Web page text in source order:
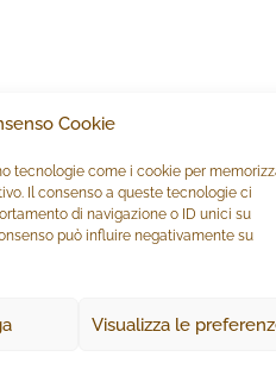
Cookie
tecnologie come i cookie per
Il consenso a queste tecnologie ci
di navigazione o ID unici su
può influire negativamente su
Visualizza le
gli appassionati di vespe o